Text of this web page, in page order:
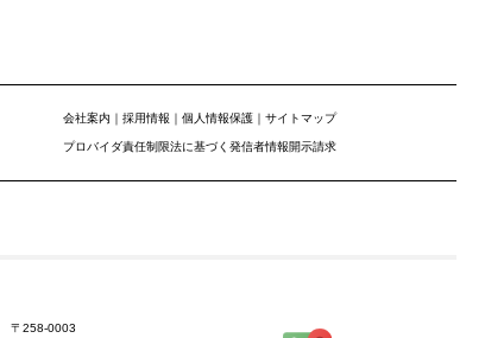
会社案内 ｜ 採用情報 ｜ 個人情報保護 ｜ サイトマップ
プロバイダ責任制限法に基づく発信者情報開示請求
〒258-0003